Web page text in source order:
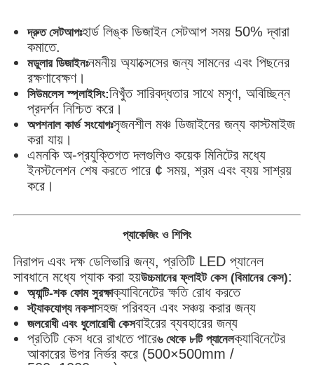
দ্রুত সেটআপঃহার্ড লিঙ্ক ডিজাইন সেটআপ সময় 50% দ্বারা
কমাতে.
মডুলার ডিজাইনঃনমনীয় অ্যাক্সেসের জন্য সামনের এবং পিছনের
রক্ষণাবেক্ষণ।
সিউমলেস স্প্লাইসিং:নিখুঁত সারিবদ্ধতার সাথে মসৃণ, অবিচ্ছিন্ন
প্রদর্শন নিশ্চিত করে।
অপশনাল কার্ভ সংযোগঃসৃজনশীল মঞ্চ ডিজাইনের জন্য কাস্টমাইজ
করা যায়।
এমনকি অ-প্রযুক্তিগত দলগুলিও কয়েক মিনিটের মধ্যে
ইনস্টলেশন শেষ করতে পারে ¢ সময়, শ্রম এবং ব্যয় সাশ্রয়
করে।
প্যাকেজিং ও শিপিং
নিরাপদ এবং দক্ষ ডেলিভারি জন্য, প্রতিটি LED প্যানেল
সাবধানে মধ্যে প্যাক করা হয়উচ্চমানের ফ্লাইট কেস (বিমানের কেস):
অ্যান্টি-শক ফোম সুরক্ষাক্যাবিনেটের ক্ষতি রোধ করতে
স্ট্যাকযোগ্য নকশাসহজ পরিবহন এবং সঞ্চয় করার জন্য
জলরোধী এবং ধুলোরোধী কেসবাইরের ব্যবহারের জন্য
প্রতিটি কেস ধরে রাখতে পারে৬ থেকে ৮টি প্যানেলক্যাবিনেটের
আকারের উপর নির্ভর করে (500×500mm /